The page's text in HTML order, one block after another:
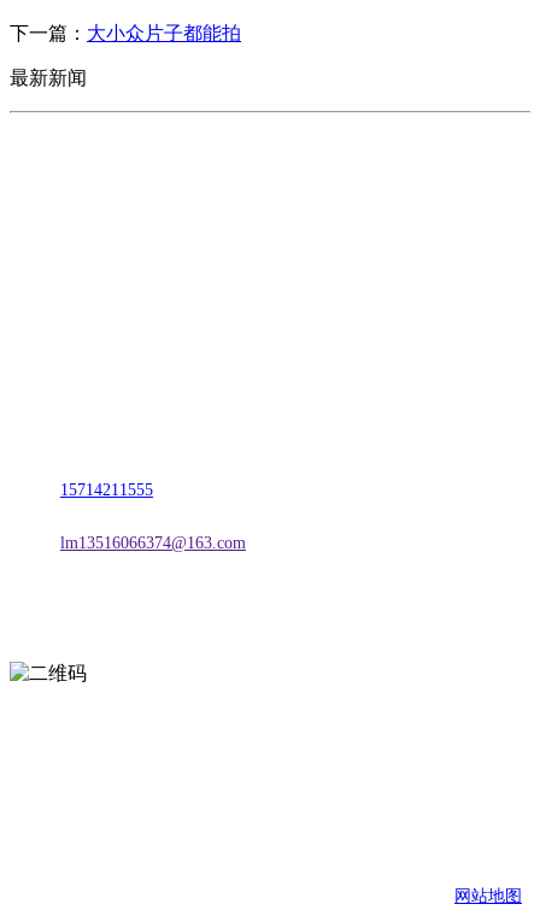
下一篇： 大小众片子都能拍
最新新闻
15714211555
lm13516066374@163.com
网站地图